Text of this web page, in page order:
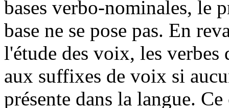
bases verbo-nominales, le
base ne se pose pas. En
l'étude des voix, les verbes
aux suffixes de voix si
présente dans la langue.